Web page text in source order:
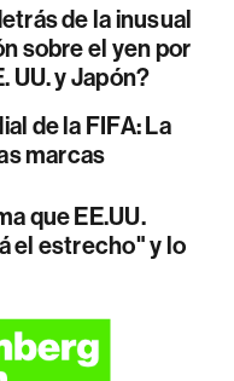
de la inusual
sobre el yen por
UU. y Japón?
de la FIFA: La
marcas
que EE.UU.
el estrecho" y lo